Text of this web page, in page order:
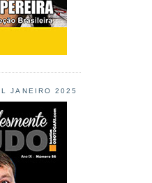
JANEIRO 2025